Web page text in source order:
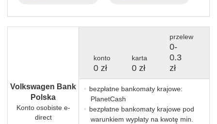
Volkswagen Bank
Polska
Konto osobiste e-
direct
konto
0 zł
karta
0 zł
przelew
0-
0.3
zł
bezpłatne bankomaty krajowe:
PlanetCash
bezpłatne bankomaty krajowe pod
warunkiem wypłaty na kwotę min.